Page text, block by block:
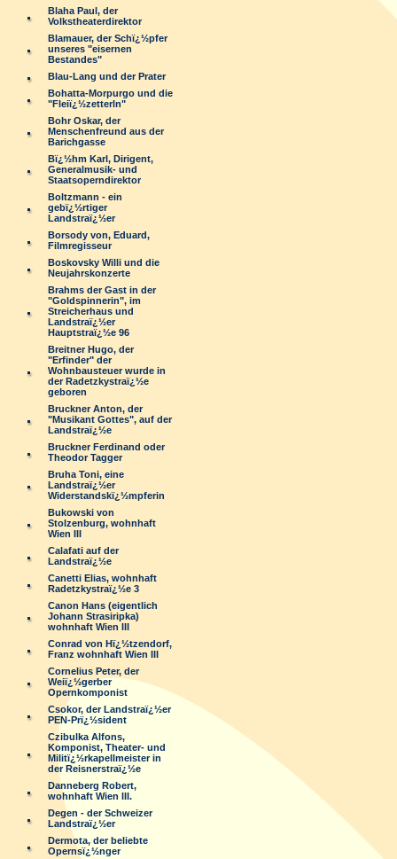
Blaha Paul, der
Volkstheaterdirektor
Blamauer, der Schï¿½pfer
unseres "eisernen
Bestandes"
Blau-Lang und der Prater
Bohatta-Morpurgo und die
"Fleiï¿½zetterln"
Bohr Oskar, der
Menschenfreund aus der
Barichgasse
Bï¿½hm Karl, Dirigent,
Generalmusik- und
Staatsoperndirektor
Boltzmann - ein
gebï¿½rtiger
Landstraï¿½er
Borsody von, Eduard,
Filmregisseur
Boskovsky Willi und die
Neujahrskonzerte
Brahms der Gast in der
"Goldspinnerin", im
Streicherhaus und
Landstraï¿½er
Hauptstraï¿½e 96
Breitner Hugo, der
"Erfinder" der
Wohnbausteuer wurde in
der Radetzkystraï¿½e
geboren
Bruckner Anton, der
"Musikant Gottes", auf der
Landstraï¿½e
Bruckner Ferdinand oder
Theodor Tagger
Bruha Toni, eine
Landstraï¿½er
Widerstandskï¿½mpferin
Bukowski von
Stolzenburg, wohnhaft
Wien III
Calafati auf der
Landstraï¿½e
Canetti Elias, wohnhaft
Radetzkystraï¿½e 3
Canon Hans (eigentlich
Johann Strasiripka)
wohnhaft Wien III
Conrad von Hï¿½tzendorf,
Franz wohnhaft Wien III
Cornelius Peter, der
Weiï¿½gerber
Opernkomponist
Csokor, der Landstraï¿½er
PEN-Prï¿½sident
Czibulka Alfons,
Komponist, Theater- und
Militï¿½rkapellmeister in
der Reisnerstraï¿½e
Danneberg Robert,
wohnhaft Wien III.
Degen - der Schweizer
Landstraï¿½er
Dermota, der beliebte
Opernsï¿½nger